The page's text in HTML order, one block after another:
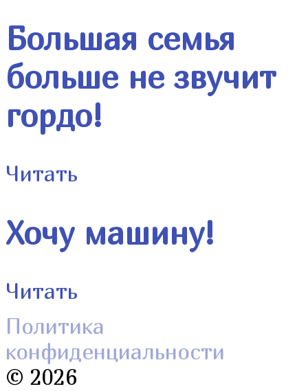
Большая семья
больше не звучит
гордо!
Читать
Хочу машину!
Читать
Политика
конфиденциальности
© 2026